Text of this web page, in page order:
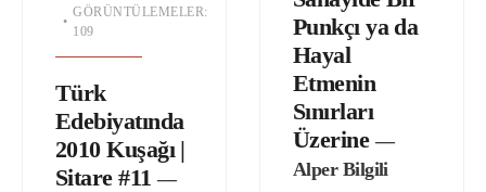
Punkçı ya da
Hayal
Etmenin
Sınırları
Üzerine —
Alper Bilgili
•
GÖRÜNTÜLEMELER:
109
Türk
Edebiyatında
2010 Kuşağı |
Sitare #11 —